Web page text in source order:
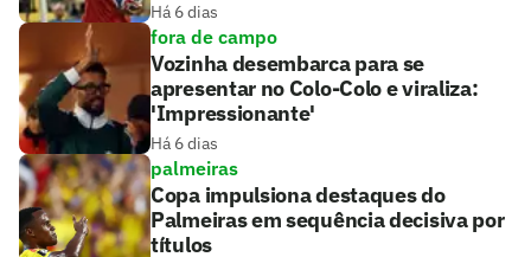
Há 6 dias
fora de campo
Vozinha desembarca para se
apresentar no Colo-Colo e viraliza:
'Impressionante'
Há 6 dias
palmeiras
Copa impulsiona destaques do
Palmeiras em sequência decisiva por
títulos